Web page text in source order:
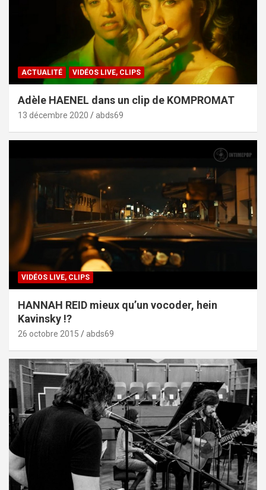
ACTUALITÉ VIDÉOS LIVE, CLIPS
Adèle HAENEL dans un clip de KOMPROMAT
13 décembre 2020 abds69
VIDÉOS LIVE, CLIPS
HANNAH REID mieux qu’un vocoder, hein
Kavinsky !?
26 octobre 2015 abds69